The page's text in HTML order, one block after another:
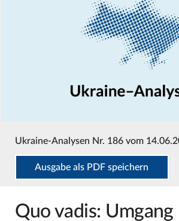
Ukraine-Analysen Nr. 186 vom
Ausgabe als PDF speichern
Quo vadis: